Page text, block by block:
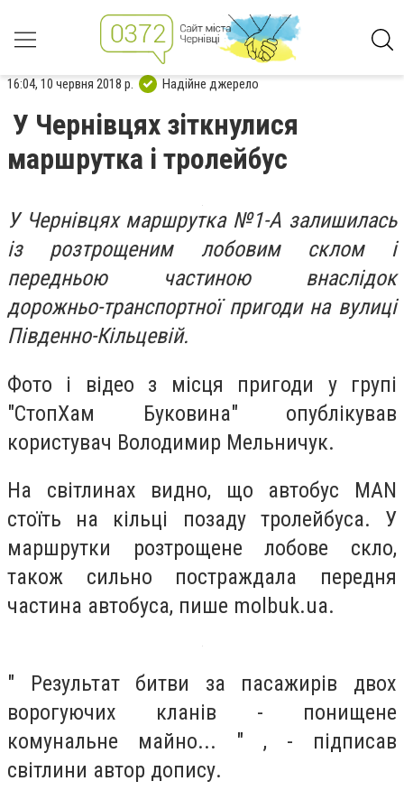
16:04, 10 червня 2018 р. Надійне джерело
У Чернівцях зіткнулися
маршрутка і тролейбус
У Чернівцях маршрутка №1-А залишилась
із розтрощеним лобовим склом і
передньою частиною внаслідок
дорожньо-транспортної пригоди на вулиці
Південно-Кільцевій.
Фото і відео з місця пригоди у групі
"СтопХам Буковина" опублікував
користувач Володимир Мельничук.
На світлинах видно, що автобус MAN
стоїть на кільці позаду тролейбуса. У
маршрутки розтрощене лобове скло,
також сильно постраждала передня
частина автобуса, пише molbuk.ua.
" Результат битви за пасажирів двох
ворогуючих кланів - понищене
комунальне майно... " , - підписав
світлини автор допису.